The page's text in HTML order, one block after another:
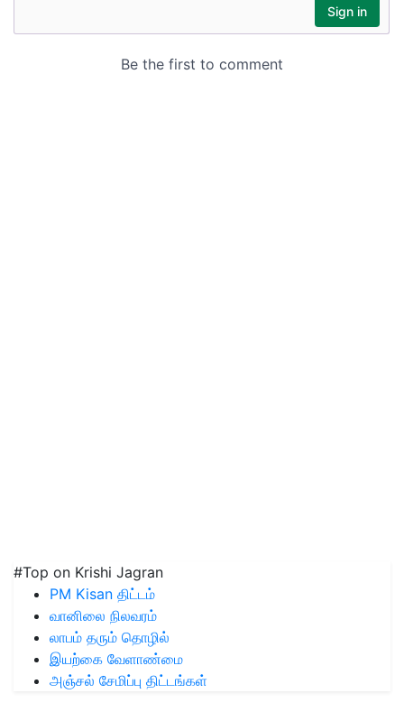
#Top on Krishi Jagran
PM Kisan திட்டம்
வானிலை நிலவரம்
லாபம் தரும் தொழில்
இயற்கை வேளாண்மை
அஞ்சல் சேமிப்பு திட்டங்கள்